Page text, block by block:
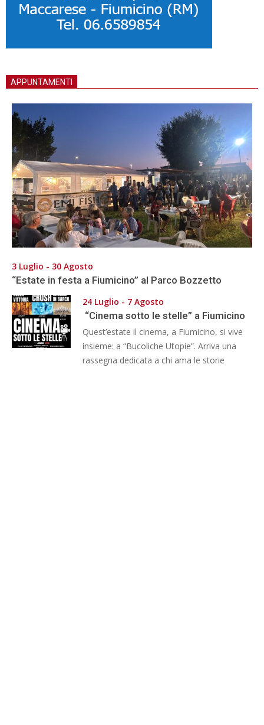
APPUNTAMENTI
3 Luglio - 30 Agosto
“Estate in festa a Fiumicino” al Parco Bozzetto
24 Luglio - 7 Agosto
“Cinema sotto le stelle” a Fiumicino
Quest’estate il cinema, a Fiumicino, si vive
insieme: a “Bucoliche Utopie”. Arriva una
rassegna dedicata a chi ama le storie